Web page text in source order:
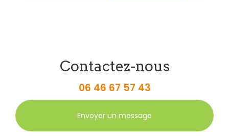
Contactez-nous
06 46 67 57 43
Envoyer un message